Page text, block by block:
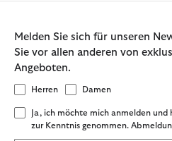
Melden Sie sich für unseren
Sie vor allen anderen von
Angeboten.
Herren Damen
Ja, ich möchte mich anmelden
zur Kenntnis genommen.